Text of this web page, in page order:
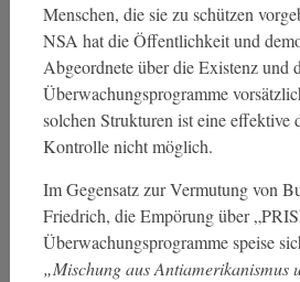
Menschen, die sie zu schützen
NSA hat die Öffentlichkeit und
Abgeordnete über die Existenz und
Überwachungsprogramme
solchen Strukturen ist eine effektive
Kontrolle nicht möglich.
Im Gegensatz zur Vermutung von
Friedrich, die Empörung über
Überwachungsprogramme speise
„Mischung aus Antiamerikanismus